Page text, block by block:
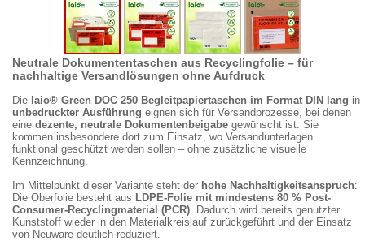
Neutrale Dokumententaschen aus Recyclingfolie – für
nachhaltige Versandlösungen ohne Aufdruck
Die laio® Green DOC 250 Begleitpapiertaschen im Format DIN lang in
unbedruckter Ausführung eignen sich für Versandprozesse, bei denen
eine dezente, neutrale Dokumentenbeigabe gewünscht ist. Sie
kommen insbesondere dort zum Einsatz, wo Versandunterlagen
funktional geschützt werden sollen – ohne zusätzliche visuelle
Kennzeichnung.
Im Mittelpunkt dieser Variante steht der hohe Nachhaltigkeitsanspruch:
Die Oberfolie besteht aus LDPE-Folie mit mindestens 80 % Post-
Consumer-Recyclingmaterial (PCR) . Dadurch wird bereits genutzter
Kunststoff wieder in den Materialkreislauf zurückgeführt und der Einsatz
von Neuware deutlich reduziert.